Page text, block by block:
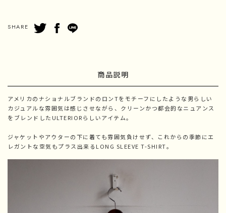
SHARE
商品説明
アメリカのナショナルブランドのロンTをモチーフにしたような男らしい
カジュアルな雰囲気は感じさせながら、クリーンかつ都会的なニュアンス
をブレンドしたULTERIORらしいアイテム。
ジャケットやアウターの下に着ても雰囲気負けせず、これからの季節にエ
レガントな空気もプラス出来るLONG SLEEVE T-SHIRT。